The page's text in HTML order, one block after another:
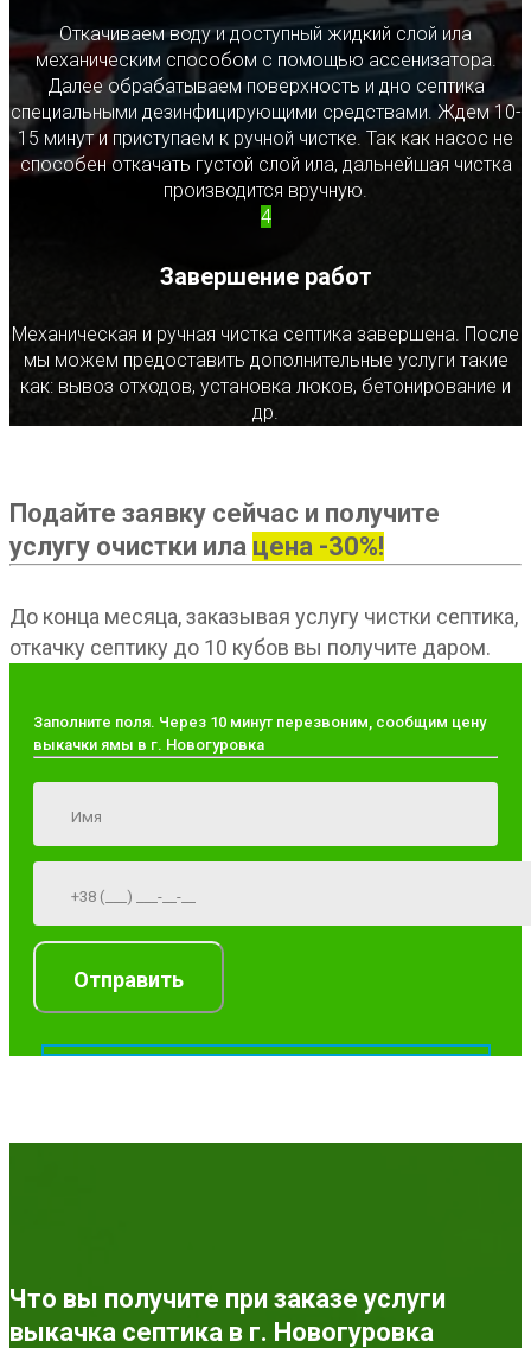
Откачиваем воду и доступный жидкий слой ила
механическим способом с помощью ассенизатора.
Далее обрабатываем поверхность и дно септика
специальными дезинфицирующими средствами. Ждем 10-
15 минут и приступаем к ручной чистке. Так как насос не
способен откачать густой слой ила, дальнейшая чистка
производится вручную.
4
Завершение работ
Механическая и ручная чистка септика завершена. После
мы можем предоставить дополнительные услуги такие
как: вывоз отходов, установка люков, бетонирование и
др.
Подайте заявку сейчас и получите
услугу очистки ила цена -30%!
До конца месяца, заказывая услугу чистки септика,
откачку септику до 10 кубов вы получите даром.
Заполните поля. Через 10 минут перезвоним, сообщим цену
выкачки ямы в г. Новогуровка
Что вы получите при заказе услуги
выкачка септика в г. Новогуровка